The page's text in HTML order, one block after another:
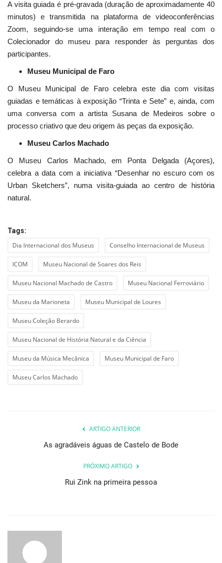
A visita guiada é pré-gravada (duração de aproximadamente 40
minutos) e transmitida na plataforma de videoconferências
Zoom, seguindo-se uma interação em tempo real com o
Colecionador do museu para responder às perguntas dos
participantes.
Museu Municipal de Faro
O Museu Municipal de Faro celebra este dia com visitas
guiadas e temáticas à exposição “Trinta e Sete” e, ainda, com
uma conversa com a artista Susana de Medeiros sobre o
processo criativo que deu origem às peças da exposição.
Museu Carlos Machado
O Museu Carlos Machado, em Ponta Delgada (Açores),
celebra a data com a iniciativa “Desenhar no escuro com os
Urban Sketchers”, numa visita-guiada ao centro de história
natural.
Tags:
Dia Internacional dos Museus Conselho Internacional de Museus
ICOM Museu Nacional de Soares dos Reis
Museu Nacional Machado de Castro Museu Nacional Ferroviário
Museu da Marioneta Museu Municipal de Loures
Museu Coleção Berardo
Museu Nacional de História Natural e da Ciência
Museu da Música Mecânica Museu Municipal de Faro
Museu Carlos Machado
ARTIGO ANTERIOR
As agradáveis águas de Castelo de Bode
PRÓXIMO ARTIGO
Rui Zink na primeira pessoa